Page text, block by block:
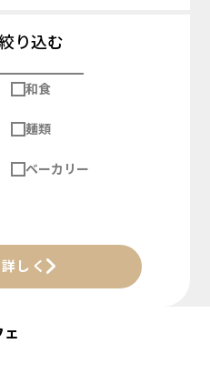
り込む
和食
麺類
ベーカリー
しく